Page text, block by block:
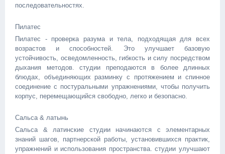
последовательностях.
Пилатес
Пилатес - проверка разума и тела, подходящая для всех
возрастов и способностей. Это улучшает базовую
устойчивость, осведомленность, гибкость и силу посредством
дыхания методов. студии преподаются в более длинных
блюдах, объединяющих разминку с протяжением и спинное
соединение с постуральными упражнениями, чтобы получить
корпус, перемещающийся свободно, легко и безопасно.
Сальса & латынь
Сальса & латинские студии начинаются с элементарных
знаний шагов, партнерской работы, установившихся практик,
упражнений и использования пространства. студии улучшают